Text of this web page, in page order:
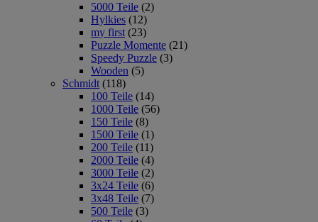
5000 Teile (2)
Hylkies (12)
my first (23)
Puzzle Momente (21)
Speedy Puzzle (3)
Wooden (5)
Schmidt (118)
100 Teile (14)
1000 Teile (56)
150 Teile (8)
1500 Teile (1)
200 Teile (11)
2000 Teile (4)
3000 Teile (2)
3x24 Teile (6)
3x48 Teile (7)
500 Teile (3)